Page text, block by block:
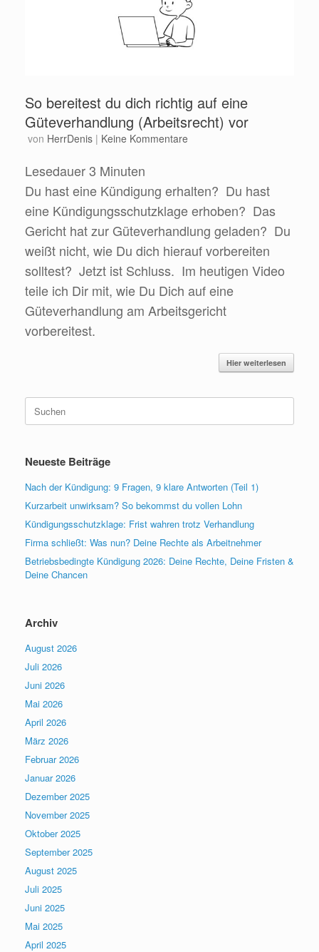
So bereitest du dich richtig auf eine
Güteverhandlung (Arbeitsrecht) vor
von HerrDenis | Keine Kommentare
Lesedauer3 Minuten
Du hast eine Kündigung erhalten? Du hast
eine Kündigungsschutzklage erhoben? Das
Gericht hat zur Güteverhandlung geladen? Du
weißt nicht, wie Du dich hierauf vorbereiten
solltest? Jetzt ist Schluss. Im heutigen Video
teile ich Dir mit, wie Du Dich auf eine
Güteverhandlung am Arbeitsgericht
vorbereitest.
Hier weiterlesen
Suchen
nach:
Neueste Beiträge
Nach der Kündigung: 9 Fragen, 9 klare Antworten (Teil 1)
Kurzarbeit unwirksam? So bekommst du vollen Lohn
Kündigungsschutzklage: Frist wahren trotz Verhandlung
Firma schließt: Was nun? Deine Rechte als Arbeitnehmer
Betriebsbedingte Kündigung 2026: Deine Rechte, Deine Fristen &
Deine Chancen
Archiv
August 2026
Juli 2026
Juni 2026
Mai 2026
April 2026
März 2026
Februar 2026
Januar 2026
Dezember 2025
November 2025
Oktober 2025
September 2025
August 2025
Juli 2025
Juni 2025
Mai 2025
April 2025